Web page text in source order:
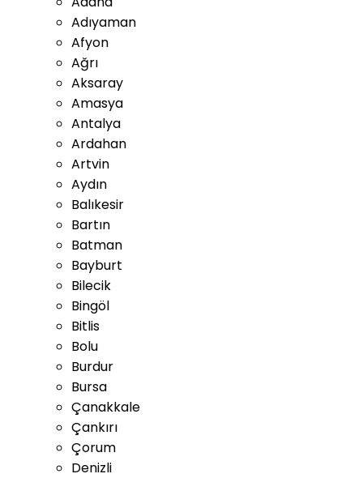
Adıyaman
Afyon
Ağrı
Aksaray
Amasya
Antalya
Ardahan
Artvin
Aydın
Balıkesir
Bartın
Batman
Bayburt
Bilecik
Bingöl
Bitlis
Bolu
Burdur
Bursa
Çanakkale
Çankırı
Çorum
Denizli